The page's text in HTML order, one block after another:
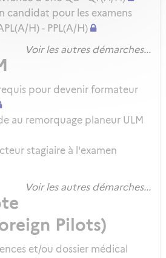
candidat pour les examens
H) - PPL(A/H)
Voir les autres démarches...
pour devenir formateur
au remorquage planeur ULM
stagiaire à l'examen
Voir les autres démarches...
Pilots)
et/ou dossier médical